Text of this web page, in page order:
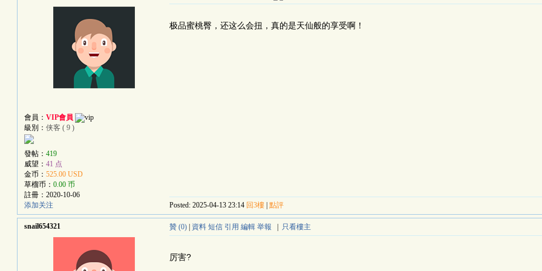
會員： VIP會員
級別： 侠客 ( 9 )
發帖： 419
威望： 41 点
金币： 525.00 USD
草榴币： 0.00 币
註冊： 2020-10-06
添加关注
极品蜜桃臀，还这么会扭，真的是天仙般的享受啊！
Posted: 2025-04-13 23:14 回3樓 點評
snail654321 贊 (0) 資料 短信 引用 編輯 举報 只看樓主
厉害?